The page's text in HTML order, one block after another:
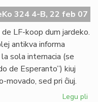
324 4-B, 22 feb 07
LF-koop dum jardeko.
antikva informa
sola internacia (se
de Esperanto”) kiuj
movado, sed pri ĉiuj.
Legu pli